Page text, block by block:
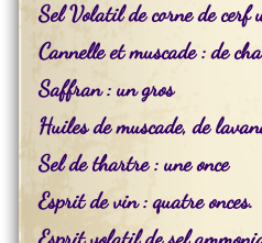
Sel Volatil de corne de cerf
Cannelle et muscade : de
Saffran : un gros
Huiles de muscade, de
Sel de thartre : une once
Esprit de vin : quatre onces.